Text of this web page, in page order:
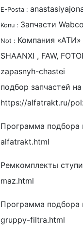
E-Posta :
Konu : Запчасти Wabco
Not : Компания «АТИ»
SHAANXI , FAW,
zapasnyh-chastei
подбор запчастей
https://alfatrakt.ru/
Программа
alfatrakt.html
Ремкомплекты
maz.html
Программа
gruppy-filtra.html